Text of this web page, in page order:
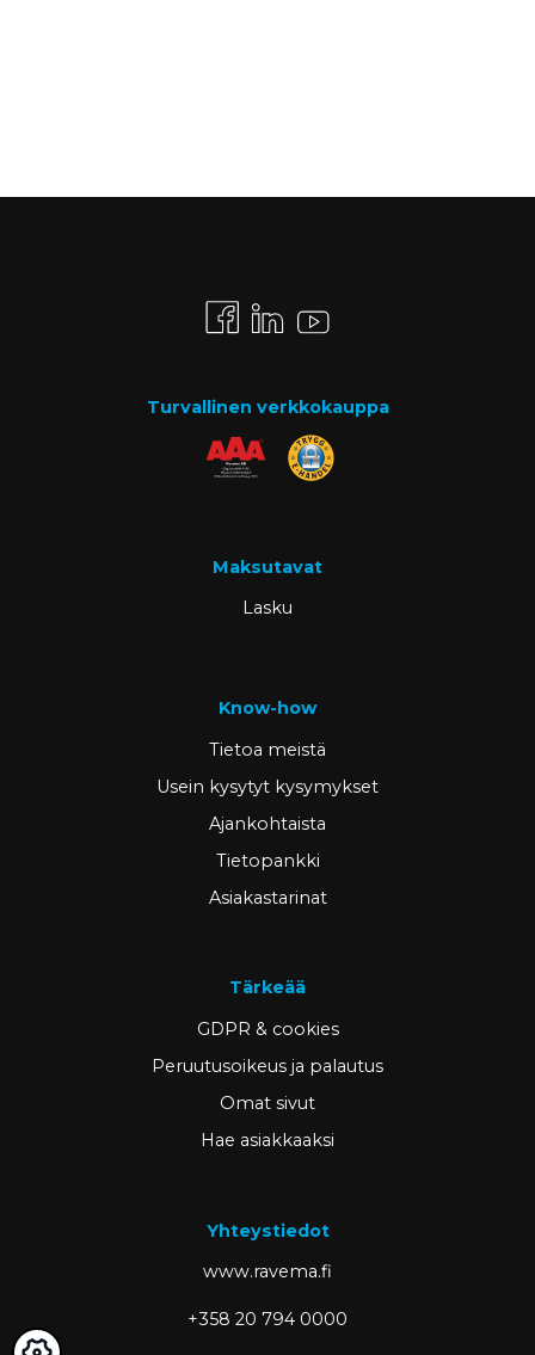
Turvallinen verkkokauppa
Maksutavat
Lasku
Know-how
Tietoa meistä
Usein kysytyt kysymykset
Ajankohtaista
Tietopankki
Asiakastarinat
Tärkeää
GDPR & cookies
Peruutusoikeus ja palautus
Omat sivut
Hae asiakkaaksi
Yhteystiedot
www.ravema.fi
+358 20 794 0000